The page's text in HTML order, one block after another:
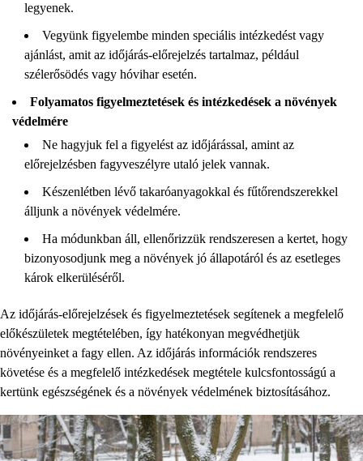
legyenek.
Vegyünk figyelembe minden speciális intézkedést vagy
ajánlást, amit az időjárás-előrejelzés tartalmaz, például
szélerősödés vagy hóvihar esetén.
Folyamatos figyelmeztetések és intézkedések a növények
védelmére
Ne hagyjuk fel a figyelést az időjárással, amint az
előrejelzésben fagyveszélyre utaló jelek vannak.
Készenlétben lévő takaróanyagokkal és fűtőrendszerekkel
álljunk a növények védelmére.
Ha módunkban áll, ellenőrizzük rendszeresen a kertet, hogy
bizonyosodjunk meg a növények jó állapotáról és az esetleges
károk elkerüléséről.
Az időjárás-előrejelzések és figyelmeztetések segítenek a megfelelő
előkészületek megtételében, így hatékonyan megvédhetjük
növényeinket a fagy ellen. Az időjárás információk rendszeres
követése és a megfelelő intézkedések megtétele kulcsfontosságú a
kertünk egészségének és a növények védelmének biztosításához.